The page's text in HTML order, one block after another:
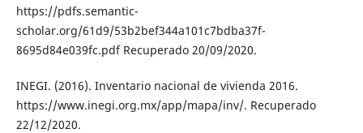
https://pdfs.semantic-
scholar.org/61d9/53b2bef344a101c7bdba37f-
8695d84e039fc.pdf Recuperado 20/09/2020.
INEGI. (2016). Inventario nacional de vivienda 2016.
https://www.inegi.org.mx/app/mapa/inv/. Recuperado
22/12/2020.